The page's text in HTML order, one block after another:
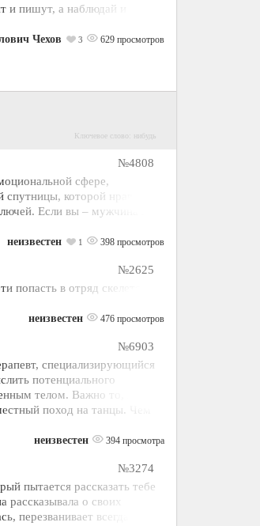
и пишут, а наблюдай и
Чехов 3 629 просмотров
Ключевое слово: нибудь
№4808
сфере,
которой нравятся
Если вы – мужчина и
неизвестен 1 398 просмотров
№2625
попасть в отряд скелетов-
неизвестен 476 просмотров
№6903
специализирующийся
потенциального
телом. Важно то, как
поход на танцы. Чем
неизвестен 394 просмотра
№3274
пытается рассказать тебе
о своих
перезванивает всегда тот,